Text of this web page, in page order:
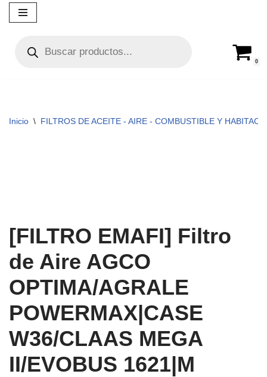
contenido
0
Inicio \ FILTROS DE ACEITE - AIRE - COMBUSTIBLE Y
[FILTRO EMAFI] Filtro
de Aire AGCO
OPTIMA/AGRALE
POWERMAX|CASE
W36/CLAAS MEGA
II/EVOBUS 1621|M